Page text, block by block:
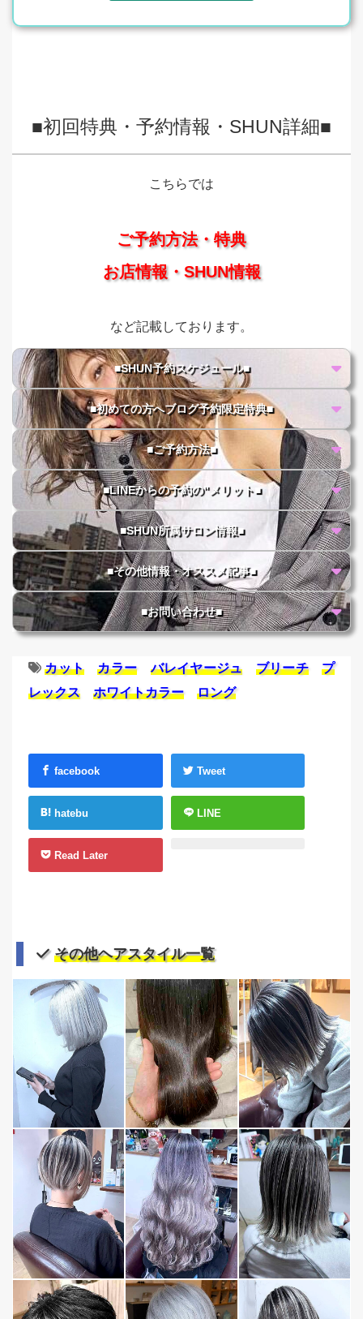
■初回特典・予約情報・SHUN詳細■
こちらでは
ご予約方法・特典
お店情報・SHUN情報
など記載しております。
■SHUN予約スケジュール■
■初めての方へブログ予約限定特典■
■ご予約方法■
■LINEからの予約の"メリット■
■SHUN所属サロン情報■
■その他情報・オススメ記事■
■お問い合わせ■
カット カラー バレイヤージュ ブリーチ
プ
レックス
ホワイトカラー ロング
facebook Tweet
hatebu LINE
Read Later
その他ヘアスタイル一覧